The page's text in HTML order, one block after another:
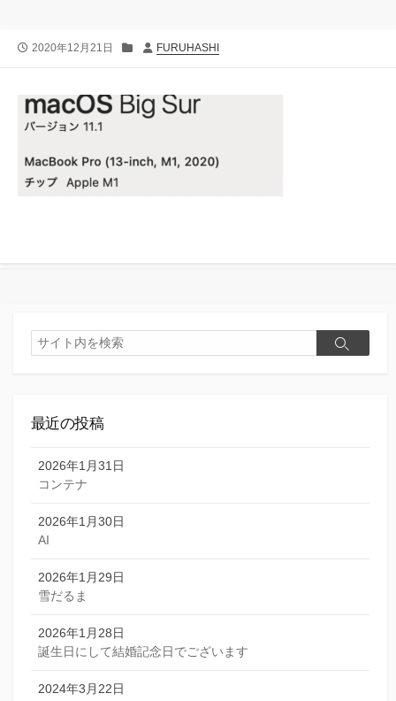
公
2020年12月21日
リ
ー
投
FURUHASHI
検
索
検
最近の投稿
2026年1月31日
コンテナ
2026年1月30日
AI
2026年1月29日
雪だるま
2026年1月28日
誕生日にして結婚記念日でございます
2024年3月22日